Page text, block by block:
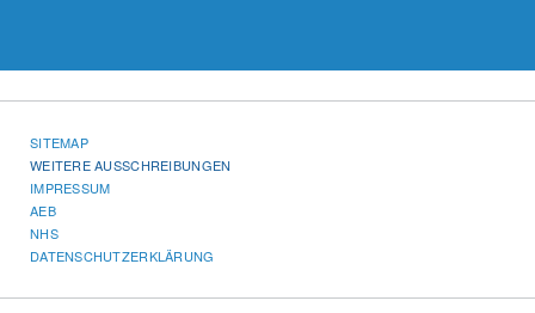
SITEMAP
WEITERE AUSSCHREIBUNGEN
IMPRESSUM
AEB
NHS
DATENSCHUTZERKLÄRUNG